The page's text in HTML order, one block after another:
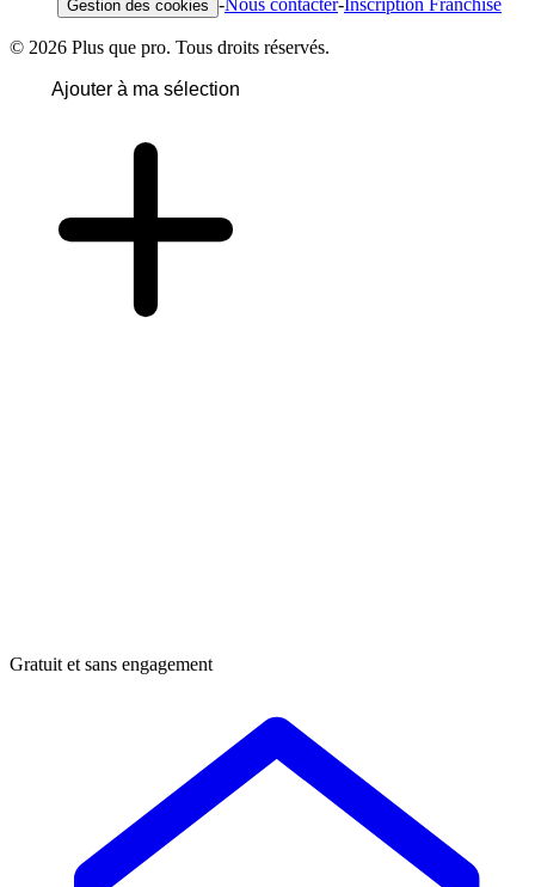
Gestion des cookies -Nous contacter-Inscription Franchise
© 2026 Plus que pro. Tous droits réservés.
Ajouter à ma sélection
Gratuit et sans engagement